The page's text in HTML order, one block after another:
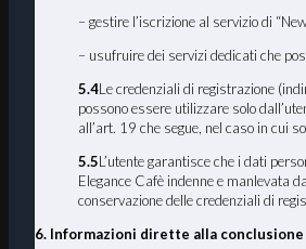
– gestire l’iscrizione al servizio di
– usufruire dei servizi dedicati che
5.4Le credenziali di registrazione
possono essere utilizzare solo
all’art. 19 che segue, nel caso in cui
5.5L’utente garantisce che i dati
Elegance Cafè indenne e manlevata
conservazione delle credenziali di
6. Informazioni dirette alla